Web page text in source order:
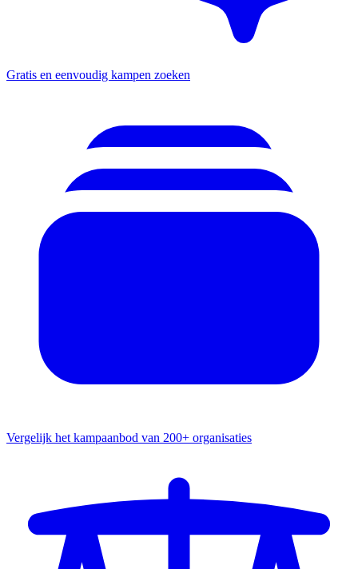
Gratis en eenvoudig kampen zoeken
Vergelijk het kampaanbod van 200+ organisaties